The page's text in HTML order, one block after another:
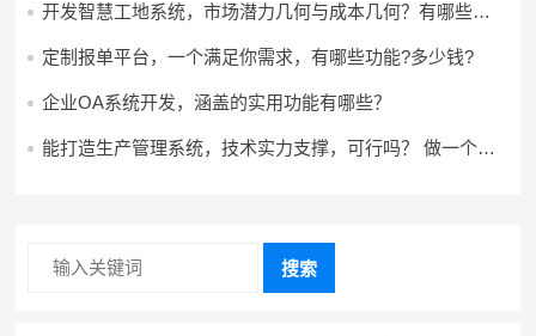
开发智慧工地系统，市场潜力几何与成本几何？有哪些前
定制报单平台，一个满足你需求，有哪些功能?多少钱?
企业OA系统开发，涵盖的实用功能有哪些？
能打造生产管理系统，技术实力支撑，可行吗？ 做一个高
搜索